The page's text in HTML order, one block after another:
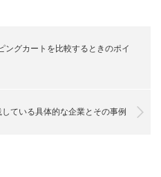
ングカートを比較するときのポイ
ている具体的な企業とその事例